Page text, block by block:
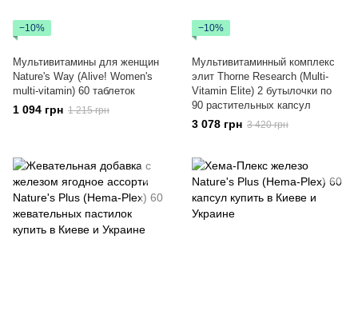
−10%
Мультивитамины для женщин
Nature's Way (Alive! Women's
multi-vitamin) 60 таблеток
1 094 грн 1 215 грн
−10%
Мультивитаминный комплекс
элит Thorne Research (Multi-
Vitamin Elite) 2 бутылочки по
90 растительных капсул
3 078 грн 3 420 грн